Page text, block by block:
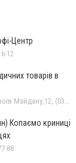
Центр
12
товарів в
Копаємо криниці
88